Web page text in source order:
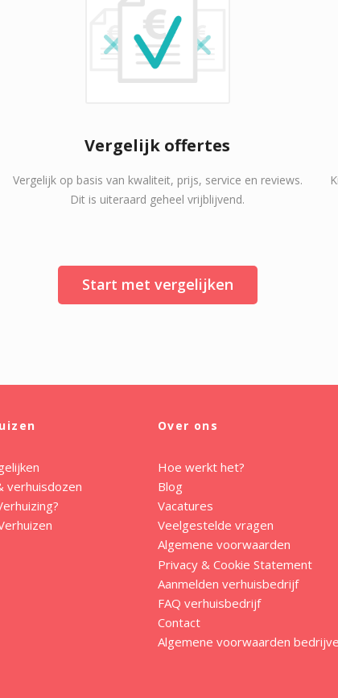
Vergelijk offertes
Vergelijk op basis van kwaliteit, prijs, service en reviews.
Dit is uiteraard geheel vrijblijvend.
Start met vergelijken
verhuisdozen
Over ons
Hoe werkt het?
Blog
Vacatures
Veelgestelde vragen
Algemene voorwaarden
Privacy & Cookie Statement
Aanmelden verhuisbedrijf
FAQ verhuisbedrijf
Contact
Algemene voorwaarden